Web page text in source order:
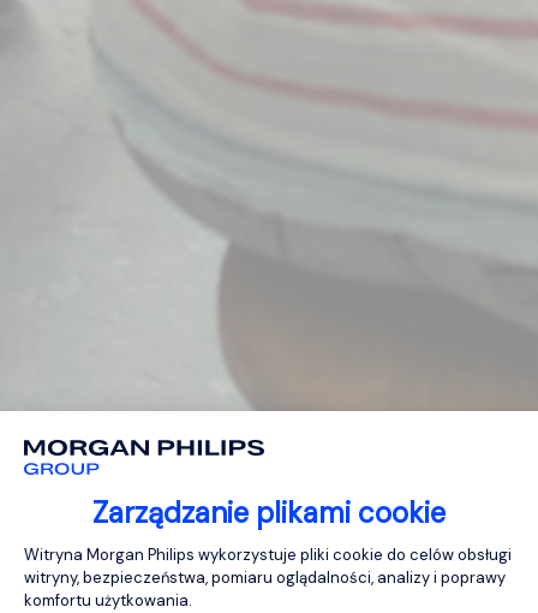
Zarządzanie plikami cookie
Platforma zarządzania zgodą:
Witryna Morgan Philips wykorzystuje pliki cookie do celów obsługi
witryny, bezpieczeństwa, pomiaru oglądalności, analizy i poprawy
komfortu użytkowania.